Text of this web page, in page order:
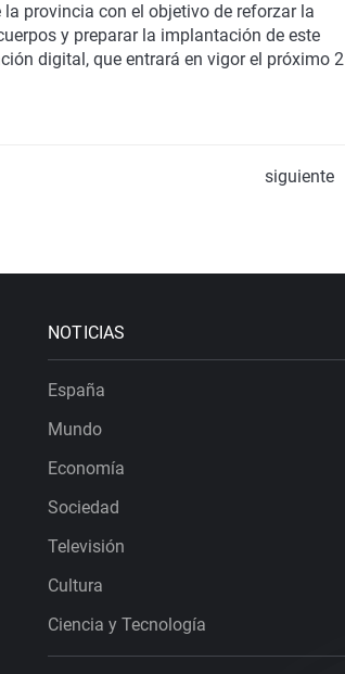
provincia con el objetivo de reforzar la
y preparar la implantación de este
digital, que entrará en vigor el próximo 2
siguiente
NOTICIAS
España
Mundo
Economía
Sociedad
Televisión
Cultura
Ciencia y Tecnología